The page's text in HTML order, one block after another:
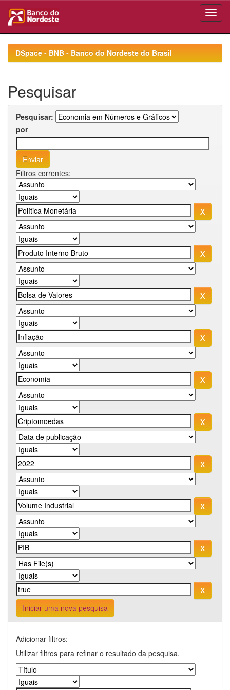
navigationDSpace - BNB - Banco do Nordeste do Brasil
Pesquisar
Pesquisar:
por
Filtros correntes:
Iniciar uma nova pesquisa
Adicionar filtros:
Utilizar filtros para refinar o resultado da pesquisa.